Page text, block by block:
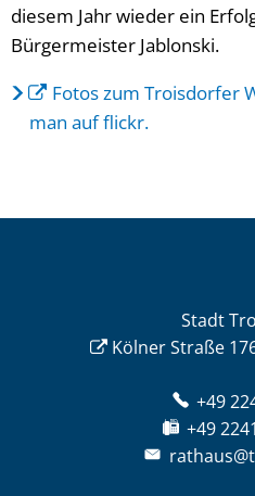
diesem Jahr wieder ein
Bürgermeister Jablonski.
Fotos zum Troisdorfer
man auf flickr.
Stadt
Kölner Straße
+49
+49